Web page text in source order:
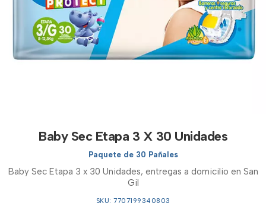
Baby Sec Etapa 3 X 30 Unidades
Paquete de 30 Pañales
Baby Sec Etapa 3 x 30 Unidades, entregas a domicilio en San
Gil
SKU: 7707199340803